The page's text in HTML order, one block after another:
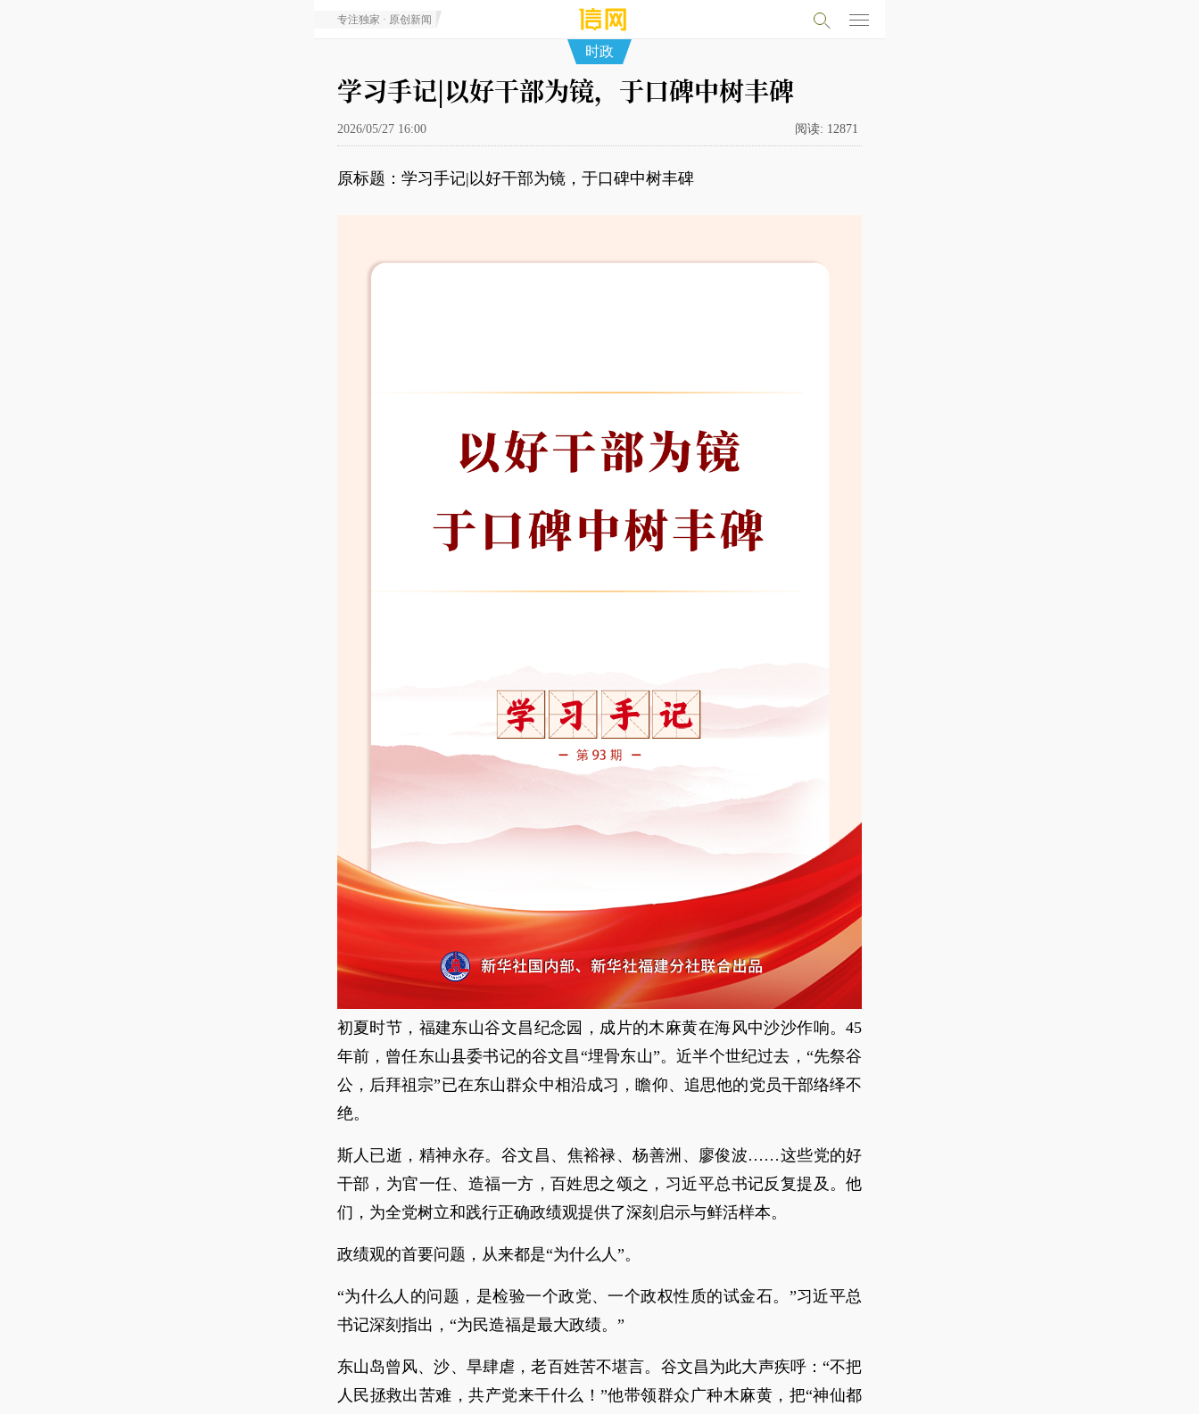
专注独家 · 原创新闻
时政
学习手记|以好干部为镜，于口碑中树丰碑
2026/05/27 16:00 阅读: 12871
原标题：学习手记|以好干部为镜，于口碑中树丰碑
初夏时节，福建东山谷文昌纪念园，成片的木麻黄在海风中沙沙作响。45
年前，曾任东山县委书记的谷文昌“埋骨东山”。近半个世纪过去，“先祭谷
公，后拜祖宗”已在东山群众中相沿成习，瞻仰、追思他的党员干部络绎不
绝。
斯人已逝，精神永存。谷文昌、焦裕禄、杨善洲、廖俊波……这些党的好
干部，为官一任、造福一方，百姓思之颂之，习近平总书记反复提及。他
们，为全党树立和践行正确政绩观提供了深刻启示与鲜活样本。
政绩观的首要问题，从来都是“为什么人”。
“为什么人的问题，是检验一个政党、一个政权性质的试金石。”习近平总
书记深刻指出，“为民造福是最大政绩。”
东山岛曾风、沙、旱肆虐，老百姓苦不堪言。谷文昌为此大声疾呼：“不把
人民拯救出苦难，共产党来干什么！”他带领群众广种木麻黄，把“神仙都